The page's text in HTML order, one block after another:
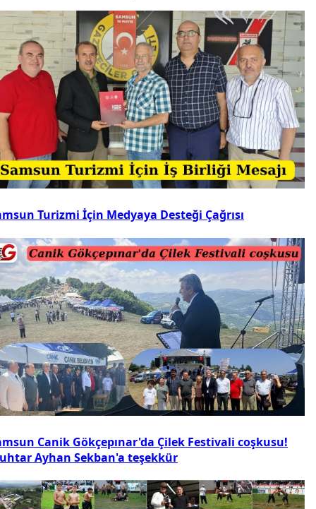
Turizmi İçin Medyaya Desteği Çağrısı
Canik Gökçepınar'da Çilek Festivali coşkusu!
Ayhan Sekban'a teşekkür